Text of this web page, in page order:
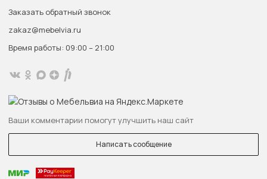
Заказать обратный звонок
zakaz@mebelvia.ru
Время работы: 09:00 – 21:00
Ваши комментарии помогут улучшить наш сайт
Написать сообщение